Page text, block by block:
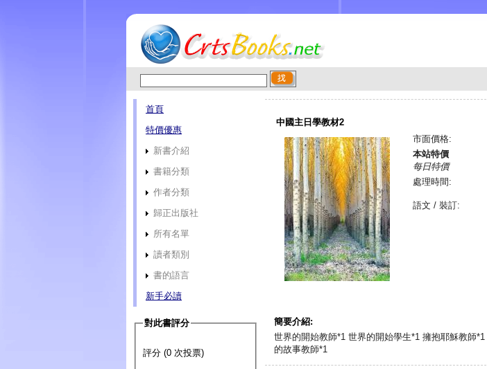
首頁
特價優惠
新書介紹
書籍分類
作者分類
歸正出版社
所有名單
讀者類別
書的語言
新手必讀
對此書評分
評分 (0 次投票)
中國主日學教材2
市面價格:
本站特價
每日特價
處理時間:
語文 / 裝訂:
簡要介紹:
世界的開始教師*1 世界的開始學生*1 擁抱耶穌教師
的故事教師*1